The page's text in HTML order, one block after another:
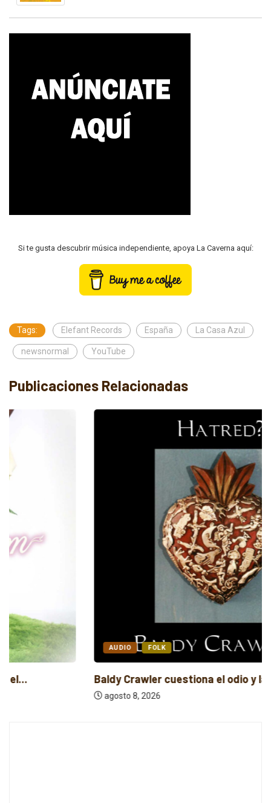
Si te gusta descubrir música independiente, apoya La Caverna aquí:
Tags: Elefant Records España La Casa Azul
newsnormal YouTube
Publicaciones Relacionadas
AUDIO
Baldy Crawler cuestiona el odio y la...